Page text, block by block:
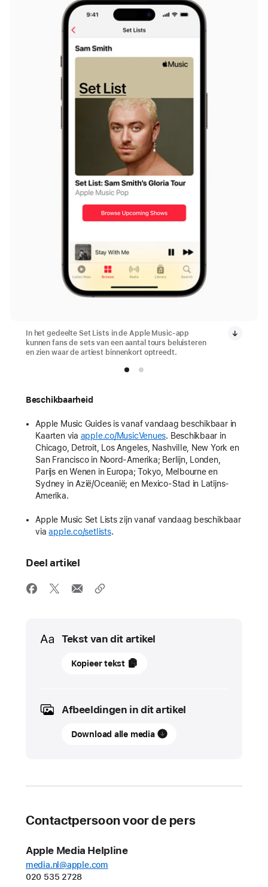
In het gedeelte Set Lists in de Apple Music-app
kunnen fans de sets van een aantal tours beluisteren
en zien waar de artiest binnenkort optreedt.
Beschikbaarheid
Apple Music Guides is vanaf vandaag beschikbaar in
Kaarten via apple.co/MusicVenues. Beschikbaar in
Chicago, Detroit, Los Angeles, Nashville, New York en
San Francisco in Noord-Amerika; Berlijn, Londen,
Parijs en Wenen in Europa; Tokyo, Melbourne en
Sydney in Azië/Oceanië; en Mexico-Stad in Latijns-
Amerika.
Apple Music Set Lists zijn vanaf vandaag beschikbaar
viaapple.co/setlists.
Deel artikel
Media
Tekst van dit artikel
16
UPDATE
Apple
te
in
Apple Kaarten
Kopieer tekst
Afbeeldingen in dit artikel
Download alle media
Contactpersoon voor de pers
Apple Media Helpline
media.nl@apple.com
020 535 2728